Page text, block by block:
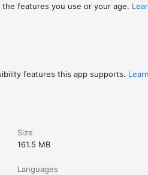
the features you use or your age.
features this app supports.
Size
161.5 MB
Languages